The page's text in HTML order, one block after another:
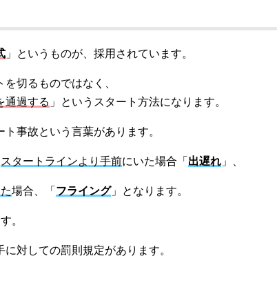
」というものが、採用されています。
切るものではなく、
通過する 」というスタート方法になります。
事故という言葉があります。
スタートラインより手前にいた場合「 出遅れ 」、
場合、「 フライング」となります。
。
対しての罰則規定があります。